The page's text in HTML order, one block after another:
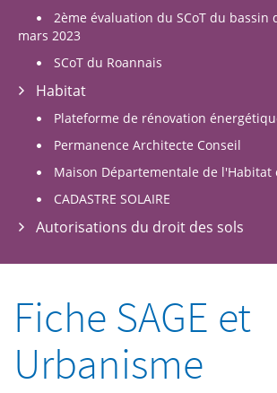
2ème évaluation du SCoT du bassin
mars 2023
SCoT du Roannais
Habitat
Plateforme de rénovation
Permanence Architecte Conseil
Maison Départementale de l'Habitat
CADASTRE SOLAIRE
Autorisations du droit des sols
Fiche SAGE et
Urbanisme